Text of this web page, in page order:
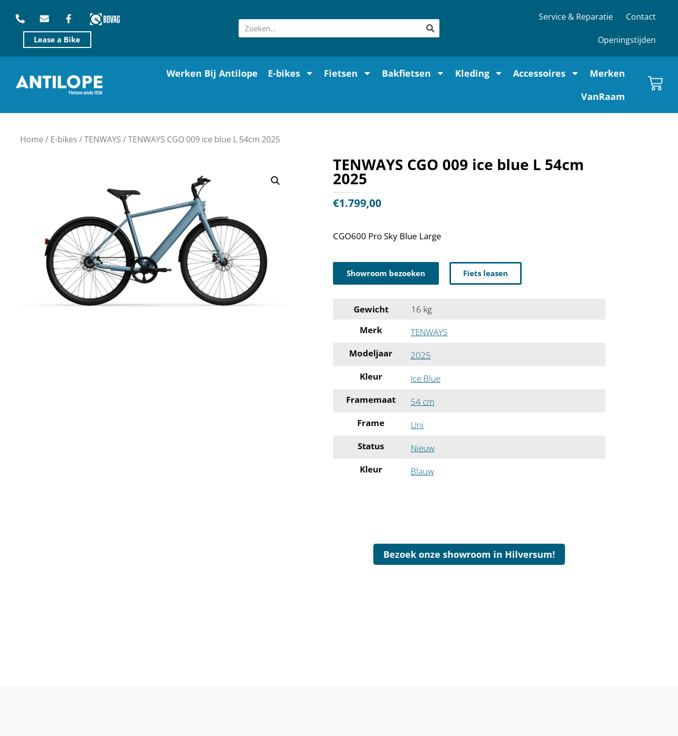
Lease a Bike
Service & Reparatie Contact
Openingstijden
Werken Bij Antilope E-bikes Fietsen Bakfietsen Kleding Accessoires
Merken
VanRaam
Home / E-bikes /TENWAYS / TENWAYS CGO 009 ice blue L 54cm 2025
TENWAYS CGO 009 ice blue L 54cm
2025
€1.799,00
CGO600 Pro Sky Blue Large
Showroom bezoeken Fiets leasen
Gewicht
16 kg
Merk
TENWAYS
Modeljaar
2025
Kleur
Ice Blue
Framemaat
54 cm
Frame
Uni
Status
Nieuw
Kleur
Blauw
Bezoek onze showroom in Hilversum!